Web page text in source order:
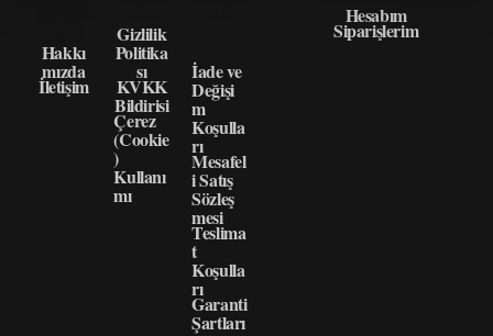
Hakkı
mızda
İletişim
Gizlilik
Politika
sı
KVKK
Bildirisi
Çerez
(Cookie
)
Kullanı
mı
İade ve
Değişi
m
Koşulla
rı
Mesafel
i Satış
Sözleş
mesi
Teslima
t
Koşulla
rı
Garanti
Şartları
Hesabım
Siparişlerim